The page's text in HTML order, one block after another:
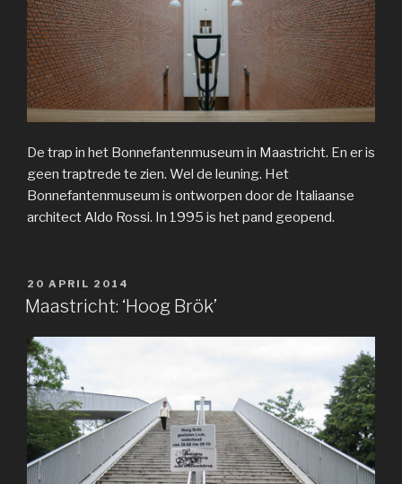
De trap in het Bonnefantenmuseum in Maastricht. En er is
geen traptrede te zien. Wel de leuning. Het
Bonnefantenmuseum is ontworpen door de Italiaanse
architect Aldo Rossi. In 1995 is het pand geopend.
GEPLAATST
OP
20 APRIL 2014
Maastricht: ‘Hoog Brök’